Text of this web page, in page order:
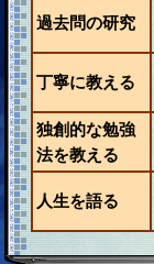
過去問の研究
丁寧に教える
独創的な勉強
法を教える
人生を語る